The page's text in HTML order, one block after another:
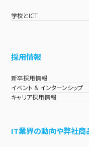
学校とICT
採用情報
新卒採用情報
イベント & インターンシップ
キャリア採用情報
IT業界の動向や弊社商